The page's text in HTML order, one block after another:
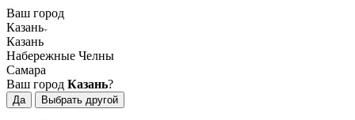
Ваш город
Казань
Казань
Набережные Челны
Самара
Ваш город Казань?
Да Выбрать другой